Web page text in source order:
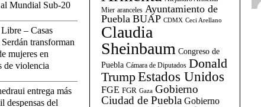
Mundial Sub-20
– Casas
transforman
mujeres en
de violencia
entrega más
despensas del
Mier aranceles Ayuntamiento de
Puebla BUAP CDMX Ceci Arellano
Claudia
Sheinbaum Congreso de
Puebla Cámara de Diputados Donald
TrumpEstados Unidos
FGE FGR Gaza Gobierno
Ciudad de Puebla Gobierno